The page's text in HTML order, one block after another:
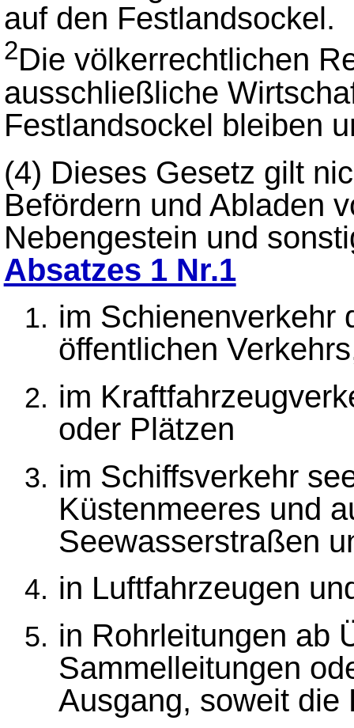
auf den Festlandsockel.
2Die völkerrechtlichen
ausschließliche
Festlandsockel bleiben
(4) Dieses Gesetz gilt
Befördern und Abladen
Nebengestein und
Absatzes 1 Nr.1
im Schienenverkehr
öffentlichen
im
oder Plätzen
im Schiffsverkehr
Küstenmeeres und
Seewasserstraßen
in Luftfahrzeugen
in Rohrleitungen ab
Sammelleitungen
Ausgang, soweit die